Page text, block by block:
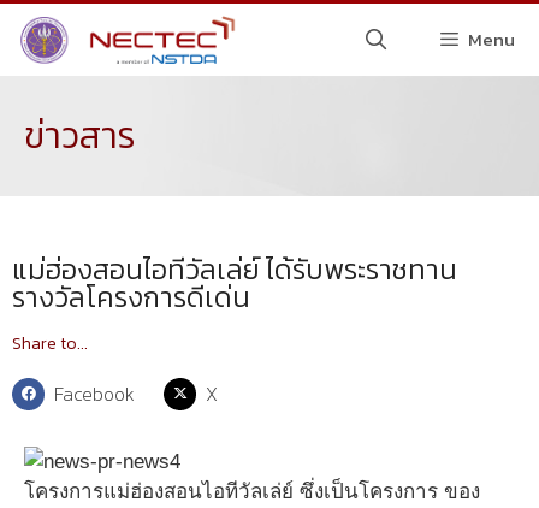
Menu
ข่าวสาร
แม่ฮ่องสอนไอทีวัลเล่ย์ ได้รับพระราชทาน
รางวัลโครงการดีเด่น
Share to...
Facebook X
โครงการแม่ฮ่องสอนไอทีวัลเล่ย์ ซึ่งเป็นโครงการ ของ